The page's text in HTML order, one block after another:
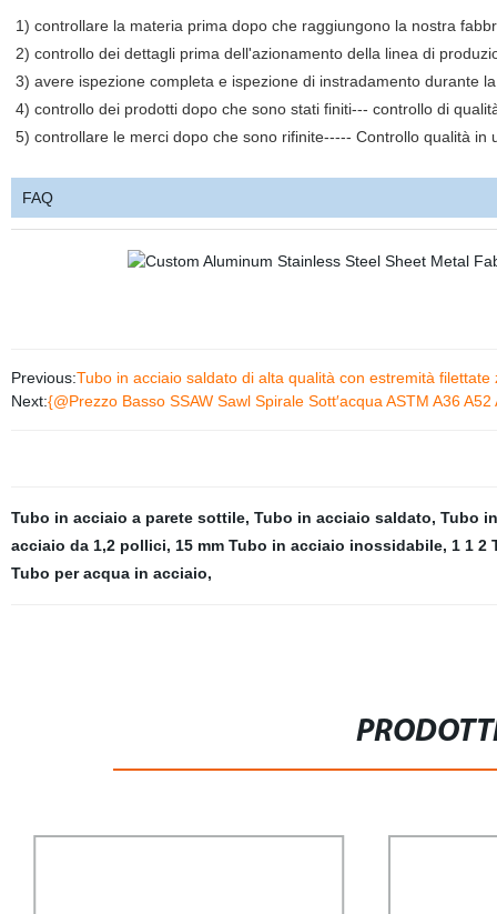
1) controllare la materia prima dopo che raggiungono la nostra
2) controllo dei dettagli prima dell'azionamento della linea di
3) avere ispezione completa e ispezione di instradamento durante
4) controllo dei prodotti dopo che sono stati finiti--- controllo di
5) controllare le merci dopo che sono rifinite----- Controllo qualità in
FAQ
Previous:Tubo in acciaio saldato di alta qualità con estremità filettate
Next:{@Prezzo Basso SSAW Sawl Spirale Sott′acqua ASTM A36
Tubo in acciaio a parete sottile, Tubo in acciaio saldato, Tubo
acciaio da 1,2 pollici, 15 mm Tubo in acciaio inossidabile, 1 1 2
Tubo per acqua in acciaio,